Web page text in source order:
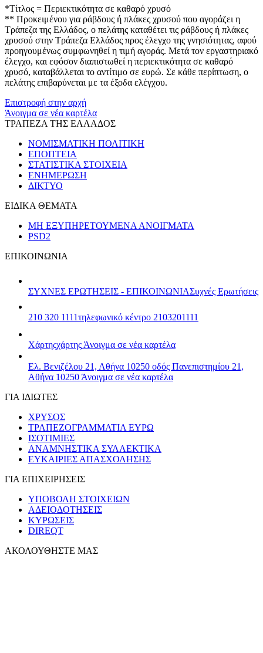
*Τίτλος = Περιεκτικότητα σε καθαρό χρυσό
** Προκειμένου για ράβδους ή πλάκες χρυσού που αγοράζει η
Τράπεζα της Ελλάδος, ο πελάτης καταθέτει τις ράβδους ή πλάκες
χρυσού στην Τράπεζα Ελλάδος προς έλεγχο της γνησιότητας, αφού
προηγουμένως συμφωνηθεί η τιμή αγοράς. Μετά τον εργαστηριακό
έλεγχο, και εφόσον διαπιστωθεί η περιεκτικότητα σε καθαρό
χρυσό, καταβάλλεται το αντίτιμο σε ευρώ. Σε κάθε περίπτωση, ο
πελάτης επιβαρύνεται με τα έξοδα ελέγχου.
Επιστροφή στην αρχή
Άνοιγμα σε νέα καρτέλα
ΤΡΑΠΕΖΑ ΤΗΣ ΕΛΛΑΔΟΣ
ΝΟΜΙΣΜΑΤΙΚΗ ΠΟΛΙΤΙΚΗ
ΕΠΟΠΤΕΙΑ
ΣΤΑΤΙΣΤΙΚΑ ΣΤΟΙΧΕΙΑ
ΕΝΗΜΕΡΩΣΗ
ΔΙΚΤΥΟ
ΕΙΔΙΚΑ ΘΕΜΑΤΑ
ΜΗ ΕΞΥΠΗΡΕΤΟΥΜΕΝΑ ΑΝΟΙΓΜΑΤΑ
PSD2
ΕΠΙΚΟΙΝΩΝΙΑ
ΣΥΧΝΕΣ ΕΡΩΤΗΣΕΙΣ - ΕΠΙΚΟΙΝΩΝΙΑΣυχνές Ερωτήσεις
210 320 1111τηλεφωνικό κέντρο 2103201111
Χάρτηςχάρτης Άνοιγμα σε νέα καρτέλα
Ελ. Βενιζέλου 21, Αθήνα 10250 οδός Πανεπιστημίου 21,
Αθήνα 10250 Άνοιγμα σε νέα καρτέλα
ΓΙΑ ΙΔΙΩΤΕΣ
ΧΡΥΣΟΣ
ΤΡΑΠΕΖΟΓΡΑΜΜΑΤΙΑ ΕΥΡΩ
ΙΣΟΤΙΜΙΕΣ
ΑΝΑΜΝΗΣΤΙΚΑ ΣΥΛΛΕΚΤΙΚΑ
ΕΥΚΑΙΡΙΕΣ ΑΠΑΣΧΟΛΗΣΗΣ
ΓΙΑ ΕΠΙΧΕΙΡΗΣΕΙΣ
ΥΠΟΒΟΛΗ ΣΤΟΙΧΕΙΩΝ
ΑΔΕΙΟΔΟΤΗΣΕΙΣ
ΚΥΡΩΣΕΙΣ
DIREQT
ΑΚΟΛΟΥΘΗΣΤΕ ΜΑΣ